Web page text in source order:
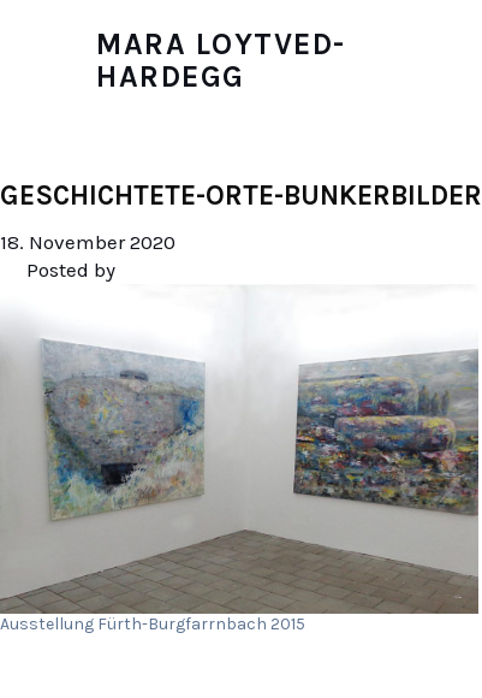
MARA LOYTVED-
HARDEGG
GESCHICHTETE-ORTE-BUNKERBILDER
18. November 2020
Posted by
Ausstellung Fürth-Burgfarrnbach 2015